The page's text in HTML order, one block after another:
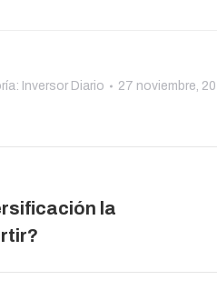
Inversor Diario 27 noviembre,
la